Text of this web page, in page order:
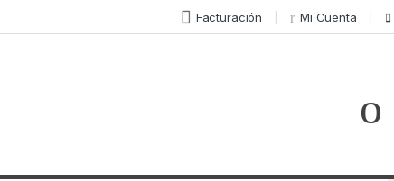
Facturación Mi Cuenta